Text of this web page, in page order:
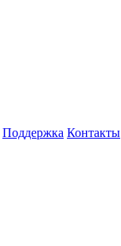
Поддержка Контакты